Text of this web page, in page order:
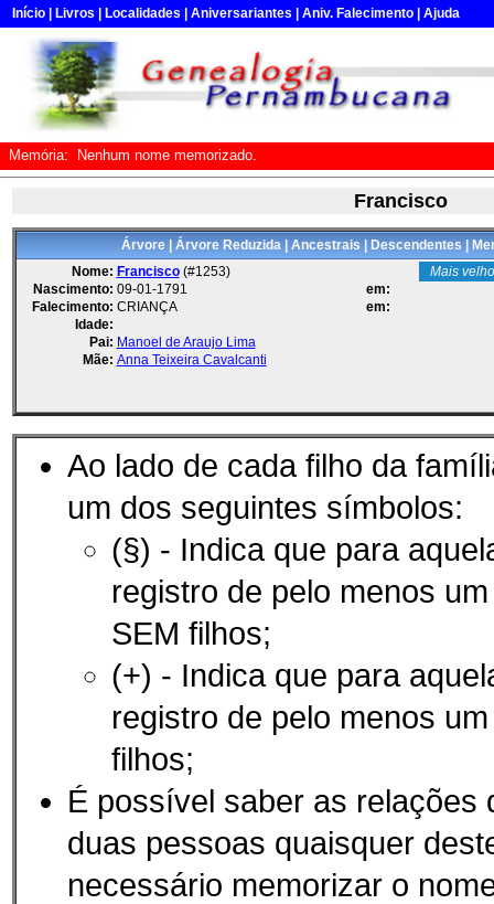
Início Livros Localidades Aniversariantes Aniv. Falecimento Ajuda
Memória: Nenhum nome memorizado.
Francisco
Árvore| Árvore Reduzida| Ancestrais Descendentes
Nome: Francisco(#1253)
Mais
Nascimento: 09-01-1791
em:
Falecimento: CRIANÇA
em:
Idade:
Pai: Manoel de Araujo Lima
Mãe: Anna Teixeira Cavalcanti
Ao lado de cada filho da
um dos seguintes símbolos:
(§) - Indica que para
registro de pelo menos
SEM filhos;
(+) - Indica que para
registro de pelo menos
filhos;
É possí­vel saber as relações
duas pessoas quaisquer
necessário memorizar o